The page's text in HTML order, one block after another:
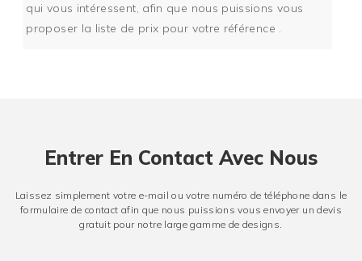
qui vous intéressent, afin que nous puissions vous
proposer la liste de prix pour votre référence .
Entrer En Contact Avec Nous
Laissez simplement votre e-mail ou votre numéro de téléphone dans le
formulaire de contact afin que nous puissions vous envoyer un devis
gratuit pour notre large gamme de designs.